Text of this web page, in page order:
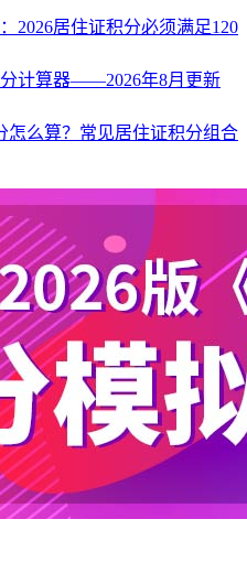
2026居住证积分必须满足120
分计算器——2026年8月更新
怎么算？常见居住证积分组合